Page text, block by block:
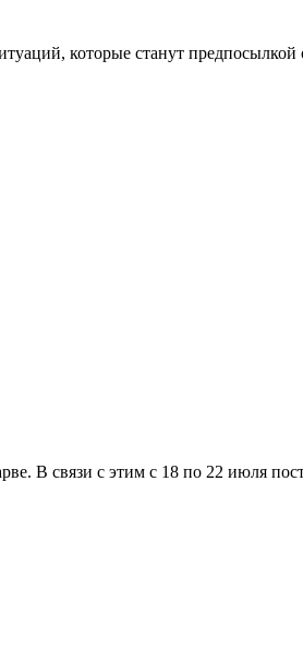
которые станут
В связи с этим с 18 по 22 июля